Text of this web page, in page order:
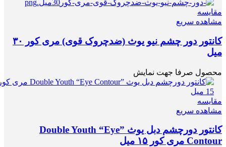
مقایسه
مشاهده سریع
کانتور دور چشم نیو یوث (ضدچروک قوی) مری کور ۳۰
میل
محصول صرفا جهت نمایش
مقایسه
مشاهده سریع
کانتور دورچشم دبل یوث ”Double Youth “Eye
Contour مری کور ۱۵ میل